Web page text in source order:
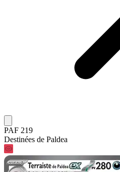
PAF 219
Destinées de Paldea